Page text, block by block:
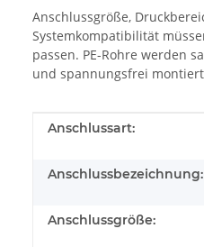
Anschlussgröße,
Systemkompatibilität
passen. PE-Rohre werden
und spannungsfrei
Produkteigenschaft
Wert
Anschlussart:
Anschlussbezeichnung:
Anschlussgröße: